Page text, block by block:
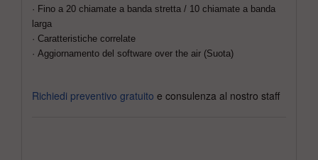
· Fino a 20 chiamate a banda stretta / 10 chiamate a banda
larga
· Caratteristiche correlate
· Aggiornamento del software over the air (Suota)
Richiedi preventivo gratuitoe consulenza al nostro staff